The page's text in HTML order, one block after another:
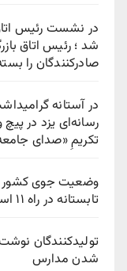
در نشست رئیس
شد ؛ رئیس اتاق
صادرکنندگان را
در آستانه
رسانه‌ای یزد در
تکریمِ «صدای
تابستانه در راه ۱۱ استان
تولیدکنندگان
شدن مدارس